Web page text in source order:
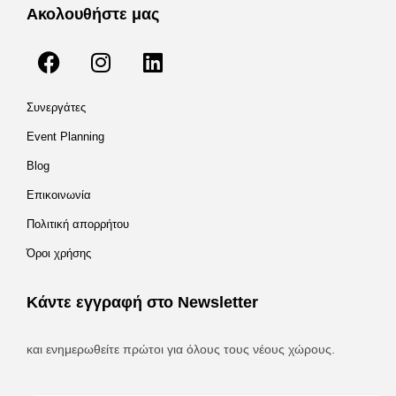
Ακολουθήστε μας
Συνεργάτες
Event Planning
Blog
Επικοινωνία
Πολιτική απορρήτου
Όροι χρήσης
Κάντε εγγραφή στο Newsletter
και ενημερωθείτε πρώτοι για όλους τους νέους χώρους.